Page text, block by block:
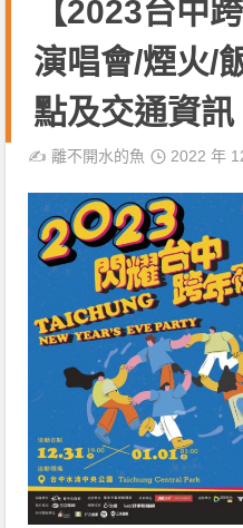
【2023台中
演唱會/煙火/
點及交通資訊
✍️離不開水的魚 2022 年